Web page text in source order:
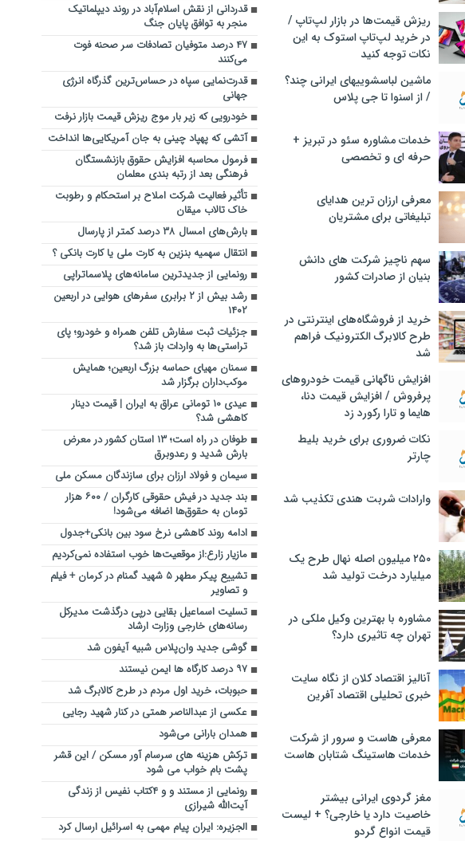
ریزش قیمت‌ها در بازار لپ‌تاپ /
در خرید لپ‌تاپ استوک به این
نکات توجه کنید
ماشین لباسشویی‎های ایرانی چند؟
/ از اسنوا تا جی پلاس
خدمات مشاوره سئو در تبریز +
حرفه ای و تخصصی
معرفی ارزان ترین هدایای
تبلیغاتی برای مشتریان
سهم ناچیز شرکت های دانش
بنیان از صادرات کشور
خرید از فروشگاه‌های اینترنتی در
طرح کالابرگ الکترونیک فراهم
شد
افزایش ناگهانی قیمت خودروهای
پرفروش / افزایش قیمت دنا،
هایما و تارا رکورد زد
نکات ضروری برای خرید بلیط
چارتر
وارادات شربت هندی تکذیب شد
۲۵۰ میلیون اصله نهال طرح یک
میلیارد درخت تولید شد
مشاوره با بهترین وکیل ملکی در
تهران چه تاثیری دارد؟
آنالیز اقتصاد کلان از نگاه سایت
خبری تحلیلی اقتصاد آفرین
معرفی هاست و سرور از شرکت
خدمات هاستینگ شتابان هاست
مغز گردوی ایرانی بیشتر
خاصیت دارد یا خارجی؟ + لیست
قیمت انواع گردو
قدردانی از نقش اسلام‌آباد در روند دیپلماتیک
منجر به توافق پایان جنگ
۴۷ درصد متوفیان تصادفات سر صحنه فوت
می‌کنند
قدرت‌نمایی سپاه در حساس‌ترین گذرگاه انرژی
جهانی
خودرویی که زیر بار موج ریزش قیمت بازار نرفت
آتشی که پهپاد چینی به جان آمریکایی‌ها انداخت
فرمول محاسبه افزایش حقوق بازنشستگان
فرهنگی بعد از رتبه بندی معلمان
تأثیر فعالیت شرکت املاح بر استحکام و رطوبت
خاک تالاب میقان
بارش‌های امسال ۳۸ درصد کمتر از پارسال
انتقال سهمیه بنزین به کارت ملی یا کارت بانکی ؟
رونمایی از جدیدترین سامانه‌های پلاسماتراپی
رشد بیش از ۲ برابری سفرهای هوایی در اربعین
۱۴۰۲
جزئیات ثبت سفارش تلفن همراه و خودرو؛ پای
تراستی‌ها به واردات باز شد؟
سمنان مهیای حماسه بزرگ اربعین؛ همایش
موکب‌داران برگزار شد
عیدی ۱۰ تومانی عراق به ایران | قیمت دینار
کاهشی شد؟
طوفان در راه است؛ ۱۳ استان کشور در معرض
بارش شدید و رعدوبرق
سیمان و فولاد ارزان برای سازندگان مسکن ملی
بند جدید در فیش حقوقی کارگران / ۶۰۰ هزار
تومان به حقوق‌ها اضافه می‌شود!
ادامه روند کاهشی نرخ سود بین بانکی+جدول
مازیار زارع:از موقعیت‌ها خوب استفاده نمی‌کردیم
تشییع پیکر مطهر ۵ شهید گمنام در کرمان + فیلم
و تصاویر
تسلیت اسماعیل بقایی درپی درگذشت مدیرکل
رسانه‌های خارجی وزارت ارشاد
گوشی جدید وان‌پلاس شبیه آیفون شد
۹۷ درصد کارگاه ها ایمن نیستند
حبوبات، خرید اول مردم در طرح کالابرگ شد
عکسی از عبدالناصر همتی در کنار شهید رجایی
همدان بارانی می‌شود
ترکش هزینه های سرسام آور مسکن / این قشر
پشت بام خواب می شود
رونمایی از مستند و و ۴کتاب نفیس از زندگی
آیت‌الله شیرازی
الجزیره: ایران پیام مهمی به اسرائیل ارسال کرد